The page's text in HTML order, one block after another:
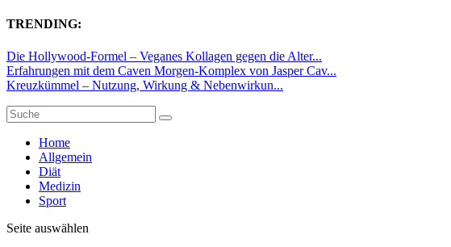
TRENDING:
Die Hollywood-Formel – Veganes Kollagen gegen die Alter...
Erfahrungen mit dem Caven Morgen-Komplex von Jasper Cav...
Kreuzkümmel – Nutzung, Wirkung & Nebenwirkun...
Home
Allgemein
Diät
Medizin
Sport
Seite auswählen